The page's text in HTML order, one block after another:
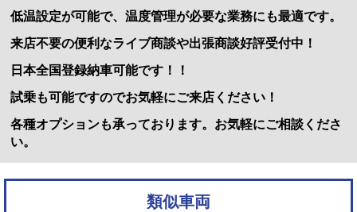
低温設定が可能で、温度管理が必要な業務にも最適です。
来店不要の便利なライブ商談や出張商談好評受付中！
日本全国登録納車可能です！！
試乗も可能ですのでお気軽にご来店ください！
各種オプションも承っております。お気軽にご相談くださ
い。
類似車両